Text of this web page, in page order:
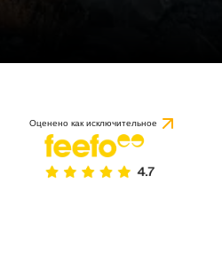
Оценено как исключительное